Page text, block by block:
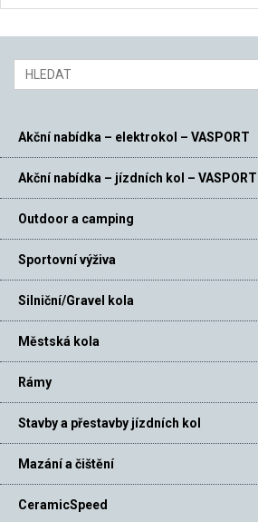
Akční nabídka – elektrokol – VASPORT
Akční nabídka – jízdních kol – VASPORT
Outdoor a camping
Sportovní výživa
Silniční/Gravel kola
Městská kola
Rámy
Stavby a přestavby jízdních kol
Mazání a čištění
CeramicSpeed